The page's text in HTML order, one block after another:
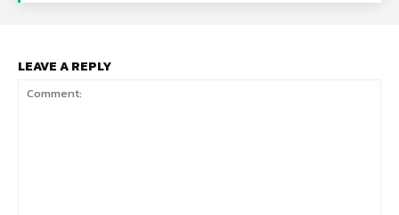
LEAVE A REPLY